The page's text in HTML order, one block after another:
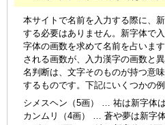
本サイトで名前を入力する際に、
する必要はありません。新字体で
字体の画数を求めて名前を占いま
される画数が、入力漢字の画数と
名判断は、文字そのものが持つ意
するものです。下記にいくつかの例
シメスヘン（5画） … 祐は新字体
カンムリ（4画） … 蒼や夢は新字